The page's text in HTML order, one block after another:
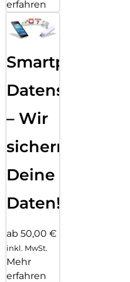
erfahren
Smartphone
Datensicherung
– Wir
sichern
Deine
Daten!
ab 50,00 €
inkl. MwSt.
Mehr
erfahren